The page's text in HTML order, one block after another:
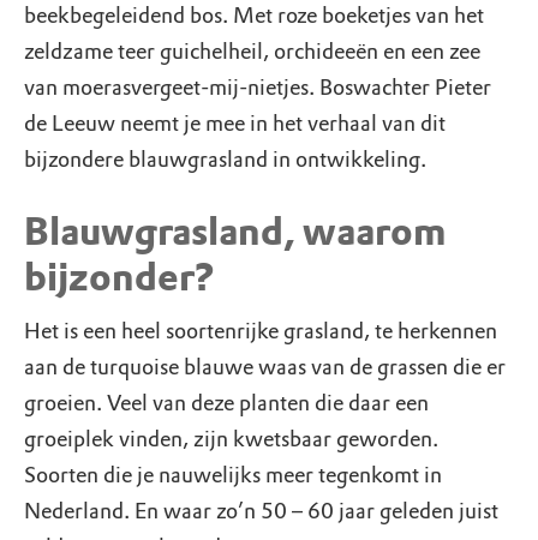
beekbegeleidend bos. Met roze boeketjes van het
zeldzame teer guichelheil, orchideeën en een zee
van moerasvergeet-mij-nietjes. Boswachter Pieter
de Leeuw neemt je mee in het verhaal van dit
bijzondere blauwgrasland in ontwikkeling.
Blauwgrasland, waarom
bijzonder?
Het is een heel soortenrijke grasland, te herkennen
aan de turquoise blauwe waas van de grassen die er
groeien. Veel van deze planten die daar een
groeiplek vinden, zijn kwetsbaar geworden.
Soorten die je nauwelijks meer tegenkomt in
Nederland. En waar zo’n 50 – 60 jaar geleden juist